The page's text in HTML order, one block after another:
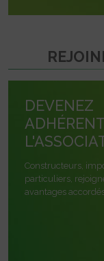
DEVENEZ
Constructeurs,
particuliers,
avantages